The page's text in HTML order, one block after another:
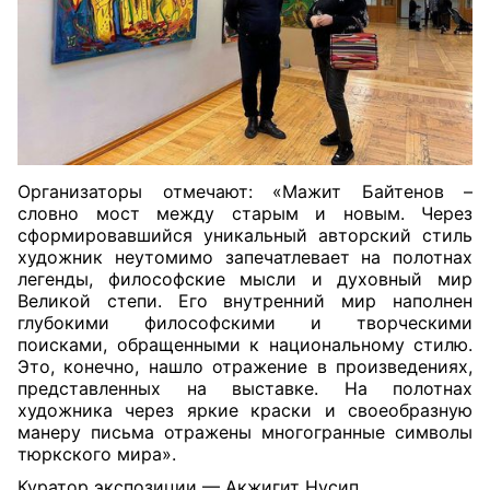
Организаторы отмечают: «Мажит Байтенов –
словно мост между старым и новым. Через
сформировавшийся уникальный авторский стиль
художник неутомимо запечатлевает на полотнах
легенды, философские мысли и духовный мир
Великой степи. Его внутренний мир наполнен
глубокими философскими и творческими
поисками, обращенными к национальному стилю.
Это, конечно, нашло отражение в произведениях,
представленных на выставке. На полотнах
художника через яркие краски и своеобразную
манеру письма отражены многогранные символы
тюркского мира».